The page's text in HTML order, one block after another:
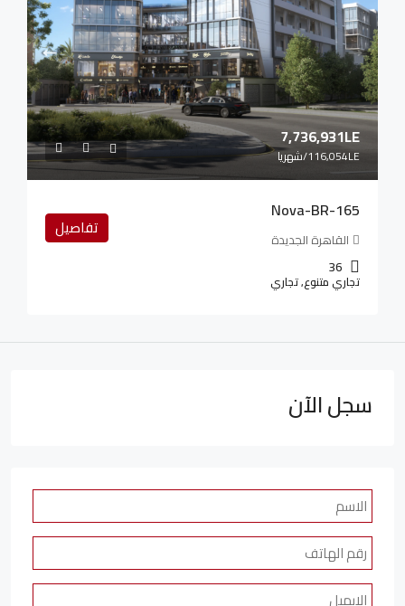
7,736,931LE
116,054LE/شهريا
Nova-BR-165
القاهرة الجديدة
36
تجاري متنوع, تجاري
تفاصيل
سجل الآن